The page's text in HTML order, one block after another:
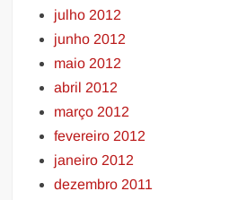
julho 2012
junho 2012
maio 2012
abril 2012
março 2012
fevereiro 2012
janeiro 2012
dezembro 2011